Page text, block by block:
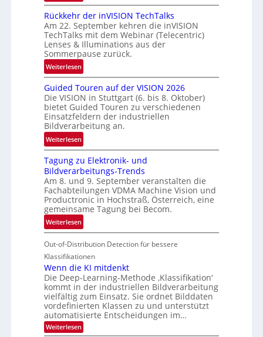
U
n
b
e
g
r
e
z
t
e
M
ö
g
l
i
c
h
k
e
i
n
Rückkehr der inVISION TechTalks
Am 22. September kehren die inVISION
TechTalks mit dem Webinar (Telecentric)
Lenses & Illuminations aus der
Sommerpause zurück.
Weiterlesen:
R
ü
c
k
k
e
h
d
e
r
i
n
V
I
S
I
O
N
T
e
c
h
T
Guided Touren auf der VISION 2026
Die VISION in Stuttgart (6. bis 8. Oktober)
bietet Guided Touren zu verschiedenen
Einsatzfeldern der industriellen
Bildverarbeitung an.
Weiterlesen:
G
u
i
d
e
d
T
o
e
n
a
u
f
d
e
Tagung zu Elektronik- und
Bildverarbeitungs-Trends
Am 8. und 9. September veranstalten die
Fachabteilungen VDMA Machine Vision und
Productronic in Hochstraß, Österreich, eine
gemeinsame Tagung bei Becom.
Weiterlesen:
T
a
g
u
n
g
z
u
E
l
Out-of-Distribution Detection für bessere
Klassifikationen
Wenn die KI mitdenkt
Die Deep-Learning-Methode ‚Klassifikation‘
kommt in der industriellen Bildverarbeitung
vielfältig zum Einsatz. Sie ordnet Bilddaten
vordefinierten Klassen zu und unterstützt
automatisierte Entscheidungen im…
Weiterlesen:
W